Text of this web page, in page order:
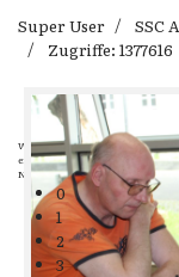
Wenn Dein Gegner Dir ein
er glaubt schlechter zu stehen.
Nigel Short
0
1
2
3
Super User SSC
Zugriffe: 1377616